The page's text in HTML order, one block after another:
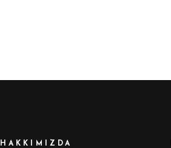
HAKKIMIZDA